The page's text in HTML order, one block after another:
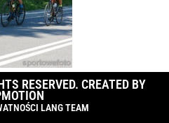
RESERVED. CREATED BY
LANG TEAM